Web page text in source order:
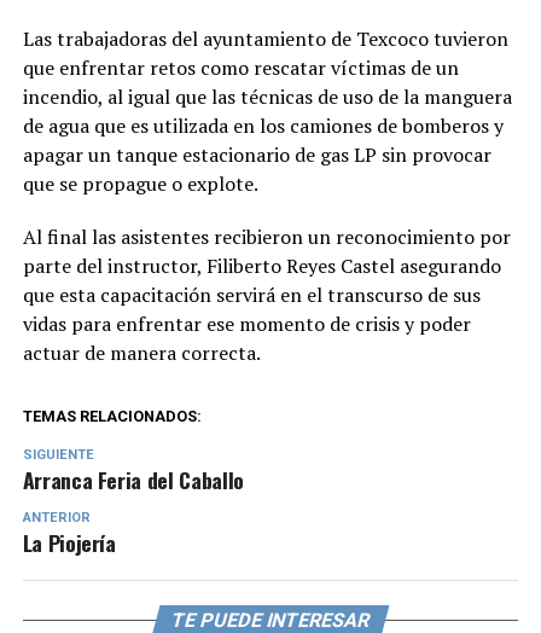
Las trabajadoras del ayuntamiento de Texcoco tuvieron
que enfrentar retos como rescatar víctimas de un
incendio, al igual que las técnicas de uso de la manguera
de agua que es utilizada en los camiones de bomberos y
apagar un tanque estacionario de gas LP sin provocar
que se propague o explote.
Al final las asistentes recibieron un reconocimiento por
parte del instructor, Filiberto Reyes Castel asegurando
que esta capacitación servirá en el transcurso de sus
vidas para enfrentar ese momento de crisis y poder
actuar de manera correcta.
TEMAS RELACIONADOS:
SIGUIENTE
Arranca Feria del Caballo
ANTERIOR
La Piojería
TE PUEDE INTERESAR